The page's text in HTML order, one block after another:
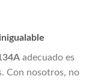
adecuado es
Con nosotros, no